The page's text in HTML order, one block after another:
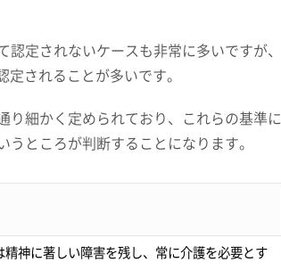
定されないケースも非常に多いですが、
されることが多いです。
り細かく定められており、これらの基準に
ところが判断することになります。
神に著しい障害を残し、常に介護を必要とす